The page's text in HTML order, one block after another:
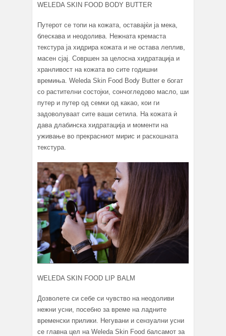
WELEDA SKIN FOOD BODY BUTTER
Путерот се топи на кожата, оставајќи ја мека,
блескава и неодолива. Нежната кремаста
текстура ја хидрира кожата и не остава леплив,
масен сјај. Совршен за целосна хидратација и
хранливост на кожата во сите годишни
времиња. Weleda Skin Food Body Butter е богат
со растителни состојки, сончогледово масло, ши
путер и путер од семки од какао, кои ги
задоволуваат сите ваши сетила. На кожата ѝ
дава длабинска хидратација и моменти на
уживање во прекрасниот мирис и раскошната
текстура.
WELEDA SKIN FOOD LIP BALM
Дозволете си себе си чувство на неодоливи
нежни усни, посебно за време на ладните
временски прилики. Негувани и сензуални усни
се главна цел на Weleda Skin Food балсамот за